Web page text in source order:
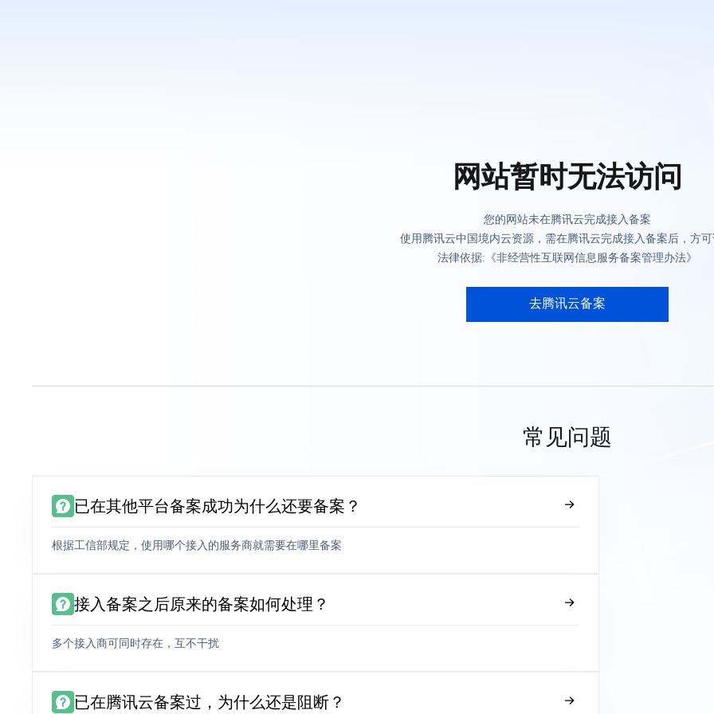
网站暂时无法访问
您的网站未在腾讯云完成接入备案
使用腾讯云中国境内云资源，需在腾讯云完成接入备案后，方
法律依据:《非经营性互联网信息服务备案管理办法》
去腾讯云备案
常见问题
已在其他平台备案成功为什么还要备案？
根据工信部规定，使用哪个接入的服务商就需要在哪里备案
接入备案之后原来的备案如何处理？
多个接入商可同时存在，互不干扰
已在腾讯云备案过，为什么还是阻断？